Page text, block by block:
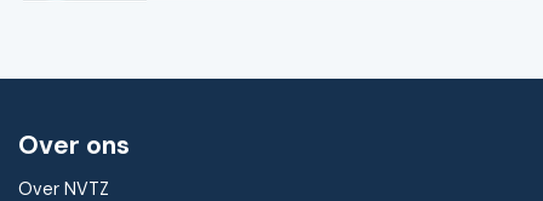
Over ons
Over NVTZ